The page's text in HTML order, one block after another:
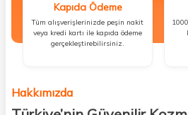
Kapıda Ödeme
Tüm alışverişlerinizde peşin nakit
veya kredi kartı ile kapıda ödeme
gerçekleştirebilirsiniz.
Hakkımızda